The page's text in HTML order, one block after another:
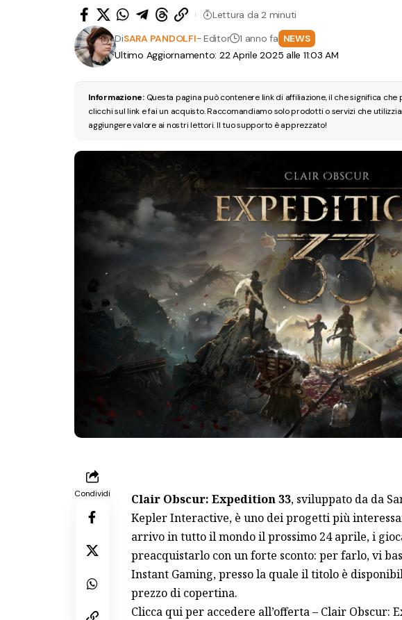
Ultimo Aggiornamento: 22 Aprile 2025 alle 11:03 AM
DiSARA PANDOLFI- Editor 1 anno fa NEWS
Lettura da 2 minuti
Informazione:Questa pagina può contenere link di affiliazione, il che significa
clicchi sul link e fai un acquisto. Raccomandiamo solo prodotti o servizi che
aggiungere valore ai nostri lettori. Il tuo supporto è apprezzato!
Condividi Clair Obscur: Expedition 33, sviluppato da da
Kepler Interactive, è uno dei progetti più
arrivo in tutto il mondoil prossimo 24 aprile, i
preacquistarlo con un forte sconto: per farlo, vi
Instant Gaming, presso la quale il titolo è
prezzo di copertina.
Clicca qui per accedere all’offerta – Clair Obscur: